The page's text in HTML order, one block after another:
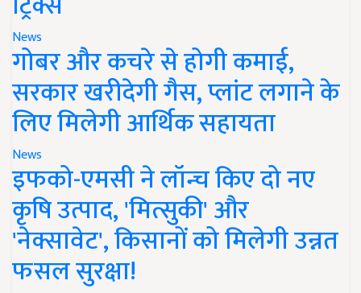
News
गोबर और कचरे से होगी कमाई,
सरकार खरीदेगी गैस, प्लांट लगाने के
लिए मिलेगी आर्थिक सहायता
News
इफको-एमसी ने लॉन्च किए दो नए
कृषि उत्पाद, 'मित्सुकी' और
'नेक्सावेट', किसानों को मिलेगी उन्नत
फसल सुरक्षा!